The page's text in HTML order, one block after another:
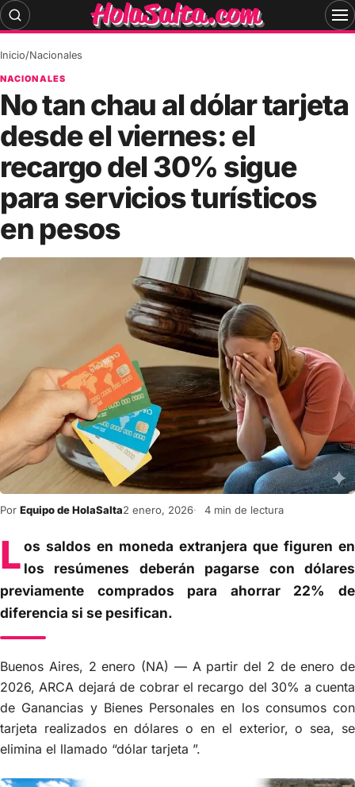
Skip
to
Inicio/Nacionales
NACIONALES
No tan chau al dólar tarjeta
desde el viernes: el
recargo del 30% sigue
para servicios turísticos
en pesos
Por Equipo de HolaSalta2 enero, 2026 4 min de lectura
Los saldos en moneda extranjera que figuren en
los resúmenes deberán pagarse con dólares
previamente comprados para ahorrar 22% de
diferencia si se pesifican.
Buenos Aires, 2 enero (NA) — A partir del 2 de enero de
2026, ARCA dejará de cobrar el recargo del 30% a cuenta
de Ganancias y Bienes Personales en los consumos con
tarjeta realizados en dólares o en el exterior, o sea, se
elimina el llamado “dólar tarjeta ”.